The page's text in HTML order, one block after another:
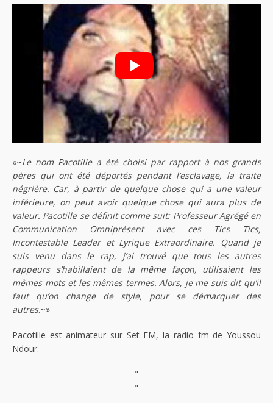
«~Le nom Pacotille a été choisi par rapport à nos grands
pères qui ont été déportés pendant l’esclavage, la traite
négrière. Car, à partir de quelque chose qui a une valeur
inférieure, on peut avoir quelque chose qui aura plus de
valeur. Pacotille se définit comme suit: Professeur Agrégé en
Communication Omniprésent avec ces Tics Tics,
Incontestable Leader et Lyrique Extraordinaire. Quand je
suis venu dans le rap, j’ai trouvé que tous les autres
rappeurs s’habillaient de la même façon, utilisaient les
mêmes mots et les mêmes termes. Alors, je me suis dit qu’il
faut qu’on change de style, pour se démarquer des
autres.~»
Pacotille est animateur sur Set FM, la radio fm de Youssou
Ndour.
"
"